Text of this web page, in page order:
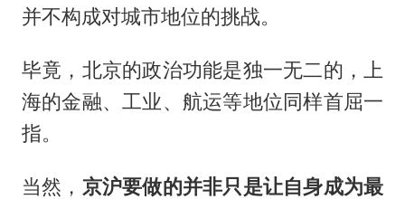
并不构成对城市地位的挑战。
毕竟，北京的政治功能是独一无二的，上
海的金融、工业、航运等地位同样首屈一
指。
当然， 京沪要做的并非只是让自身成为最